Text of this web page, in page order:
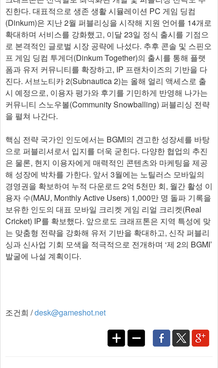
진한다. 대표적으로 생존 생활 시뮬레이션 PC 게임 딩컴
(Dinkum)은 지난 2월 퍼블리싱을 시작해 지원 언어를 14개로
확대하며 서비스를 강화했고, 이달 23일 정식 출시를 기점으
로 본격적인 글로벌 시장 공략에 나섰다. 추후 콘솔 및 스핀오
프 게임 딩컴 투게더(Dinkum Together)의 출시를 통해 플랫
폼과 유저 커뮤니티를 확장하고, IP 프랜차이즈의 기반을 다
진다. 서브노티카 2(Subnautica 2)는 올해 얼리 액세스로 출
시 예정으로, 이용자 평가와 후기를 기민하게 반영해 나가는
커뮤니티 스노우볼(Community Snowballing) 퍼블리싱 전략
을 펼쳐 나간다.
핵심 전략 국가인 인도에서는 BGMI의 견고한 성장세를 바탕
으로 퍼블리셔로서 입지를 더욱 굳힌다. 다양한 협업의 추진
은 물론, 현지 이용자에게 매력적인 콘텐츠와 마케팅을 제공
해 성장에 박차를 가한다. 앞서 3월에는 노틸러스 모바일의
경영권을 확보하여 누적 다운로드 2억 5천만 회, 월간 활성 이
용자 수(MAU, Monthly Active Users) 1,000만 명 돌파 기록을
보유한 인도의 대표 모바일 크리켓 게임 리얼 크리켓(Real
Cricket) IP를 확보했다. 앞으로도 크래프톤은 지역 특성에 맞
는 맞춤형 전략을 강화해 유저 기반을 확대하고, 신작 퍼블리
싱과 신사업 기회 모색을 적극적으로 전개하며 ‘제 2의 BGMI’
발굴에 나설 계획이다.
조건희 /desk@gameshot.net